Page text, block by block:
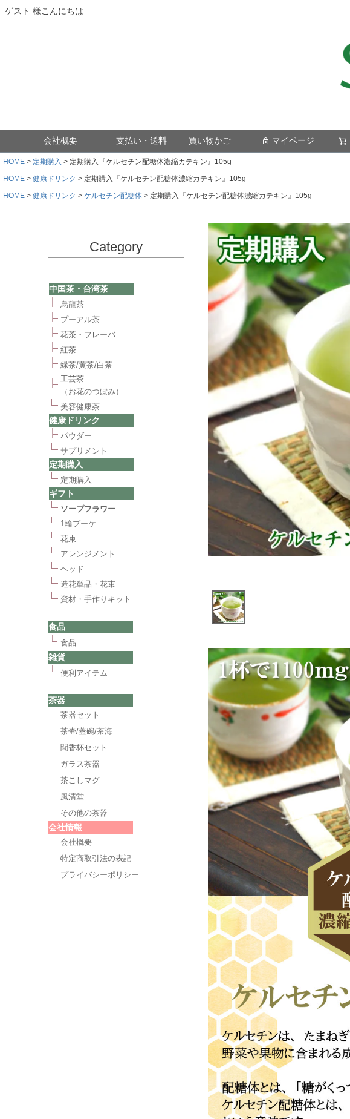
ゲスト 様こんにちは
会社概要 支払い・送料 買い物かご マイページ
HOME 定期購入
定期購入『ケルセチン配糖体濃縮カテキン』105g
HOME
健康ドリンク
定期購入『ケルセチン配糖体濃縮カテキン』105g
HOME
健康ドリンク ケルセチン配糖体 定期購入『ケルセチン配糖体濃縮カテキン』105g
Category
中国茶・台湾茶
烏龍茶
プーアル茶
花茶・フレーバ
紅茶
緑茶/黄茶/白茶
工芸茶
（お花のつぼみ）
美容健康茶
健康ドリンク
パウダー
サプリメント
定期購入
定期購入
ギフト
ソープフラワー
1輪ブーケ
花束
アレンジメント
ヘッド
造花単品・花束
資材・手作りキット
食品
食品
雑貨
便利アイテム
茶器
茶器セット
茶壷/蓋碗/茶海
聞香杯セット
ガラス茶器
茶こしマグ
風清堂
その他の茶器
会社情報
会社概要
特定商取引法の表記
プライバシーポリシー